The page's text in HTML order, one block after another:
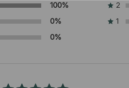
100%
0%
0%
2
1